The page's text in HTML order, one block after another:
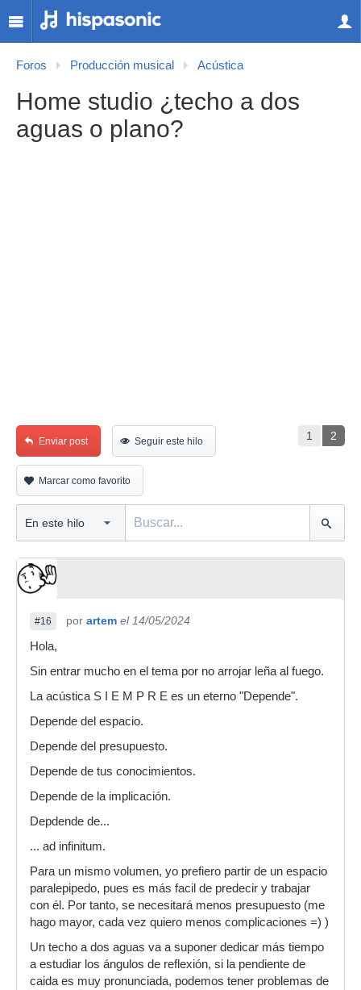
Foros Producción musical Acústica
Home studio ¿techo a dos
aguas o plano?
1 2
Enviar post Seguir este hilo
Marcar como favorito
#16 por artem el 14/05/2024
Hola,
Sin entrar mucho en el tema por no arrojar leña al fuego.
La acústica S I E M P R E es un eterno "Depende".
Depende del espacio.
Depende del presupuesto.
Depende de tus conocimientos.
Depende de la implicación.
Depdende de...
... ad infinitum.
Para un mismo volumen, yo prefiero partir de un espacio
paralepipedo, pues es más facil de predecir y trabajar
con él. Por tanto, se necesitará menos presupuesto (me
hago mayor, cada vez quiero menos complicaciones =) )
Un techo a dos aguas va a suponer dedicar más tiempo
a estudiar los ángulos de reflexión, si la pendiente de
caida es muy pronunciada, podemos tener problemas de